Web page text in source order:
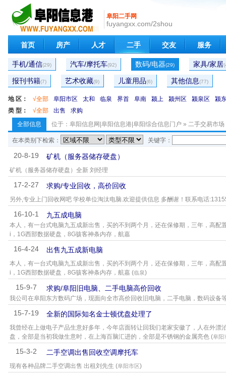
阜阳二手网
fuyangxx.com/2shou
首页 房产 人才 二手 交友 服务
手机/通信(29) 汽车/摩托车(92) 数码/电器(29) 家具/家居
报刊书籍(7) 艺术收藏(9) 儿童用品(6) 其他信息(77)
地 区： √全部 阜阳市区 太和 临泉 界首 阜南 颍上 颍州区 颍泉区
颍
类 型：
√全部 出售
求购
全部信息
位于： 阜阳信息网|阜阳信息港|阜阳综合信息门户 » 二手交易市场
在本类别下检索： 关键字：
20-8-19 矿机（服务器储存硬盘）
矿机（服务器储存硬盘）全新 刘经理
17-2-27 求购/专业回收，高价回收
另外,专业上门回收网吧 学校单位淘汰电脑.欢迎提供信息 多酬谢！联系电话
16-10-1 九五成电脑
本人，有一台式电脑九五成新出售，买的不到两个月，还在保修期，三年，高
i，1G西部数据硬盘，8G骇客神条内存，航嘉
16-4-24 出售九五成新电脑
本人，有一台式电脑九五成新出售，买的不到两个月，还在保修期，三年，高
i，1G西部数据硬盘，8G骇客神条内存，航嘉 (临泉)
15-9-7 求购/阜阳旧电脑、二手电脑高价回收
我公司在阜阳东方数码广场，现面向全市高价回收旧电脑，二手电脑，数码设备
15-7-19 全新的国际知名金士顿优盘处理了
我曾经在上做电子产品生意好多年，今年店面转让回我们老家安徽了，人在外漂
盘，全部是当初我做生意时，在上海百脑汇进的，全部是不锈钢的金属亮色 (阜阳
15-3-2 二手空调出售回收空调摩托车
现有各种品牌二手空调出售 出租刘先生 (阜阳市区)